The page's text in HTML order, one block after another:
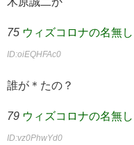
75 ウィズコロナの名無し
ID:oiEQHFAc0
誰が＊たの？
79 ウィズコロナの名無し
ID:vz0PhwYd0